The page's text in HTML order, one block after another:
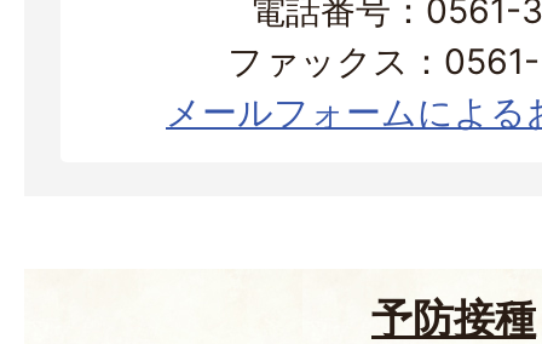
電話番号：0561-
ファックス：
メールフォームによる
予防接種